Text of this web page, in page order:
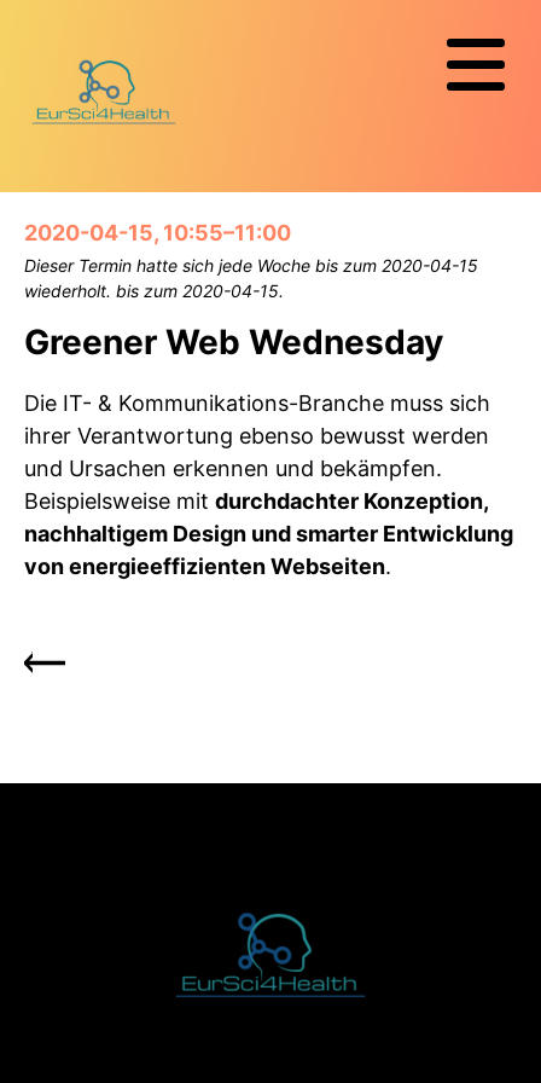
2020-04-15, 10:55–11:00
Dieser Termin hatte sich jede Woche bis zum 2020-04-15
wiederholt. bis zum 2020-04-15.
Greener Web Wednesday
Die IT- & Kommunikations-Branche muss sich
ihrer Verant­wortung ebenso bewusst werden
und Ursachen erkennen und bekämpfen.
Beispielsweise mit durchdachter Konzeption,
nachhaltigem Design und smarter Entwicklung
von energieeffizienten Webseiten.